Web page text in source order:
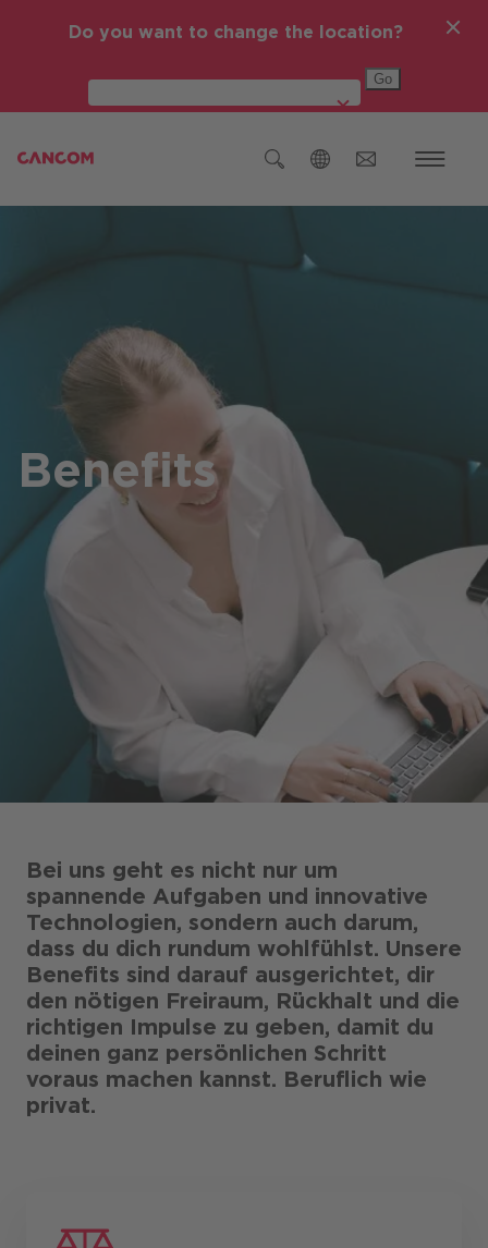
Do you want to change the location?
IT-Themen
Business-Themen
Presse
Events
Podcast
Czech Republic (čeština)
Romania (Română)
Global (English)
Benefits
Bei uns geht es nicht nur um
spannende Aufgaben und innovative
Technologien, sondern auch darum,
dass du dich rundum wohlfühlst. Unsere
Benefits sind darauf ausgerichtet, dir
den nötigen Freiraum, Rückhalt und die
richtigen Impulse zu geben, damit du
deinen ganz persönlichen Schritt
voraus machen kannst. Beruflich wie
privat.